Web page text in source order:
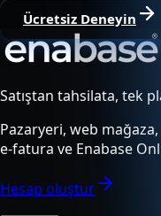
Ücretsiz Deneyin
Satıştan tahsilata, tek
Pazaryeri, web mağaza,
e-fatura ve Enabase
Hesap oluştur